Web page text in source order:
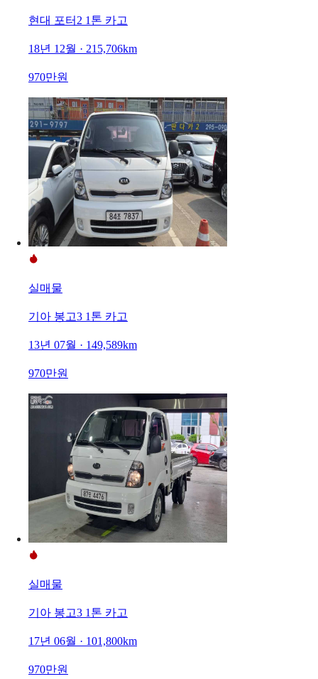
현대 포터2 1톤 카고
18년 12월 · 215,706km
970만원
실매물
기아 봉고3 1톤 카고
13년 07월 · 149,589km
970만원
실매물
기아 봉고3 1톤 카고
17년 06월 · 101,800km
970만원